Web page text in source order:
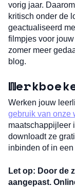
vorig jaar.
kritisch onder de
geactualiseerd
filmpjes voor
zomer meer
blog.
Werken jouw
gebruik van onze
maatschappijleer
downloadt ze
inbinden of in
Let op: Door de
aangepast.